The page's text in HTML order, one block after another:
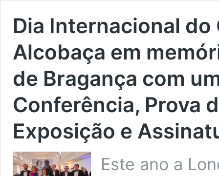
Dia Internacional
Alcobaça em
de Bragança com
Conferência, Prova
Exposição e
Este ano a